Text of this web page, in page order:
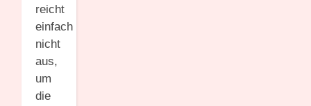
reicht
einfach
nicht
aus,
um
die